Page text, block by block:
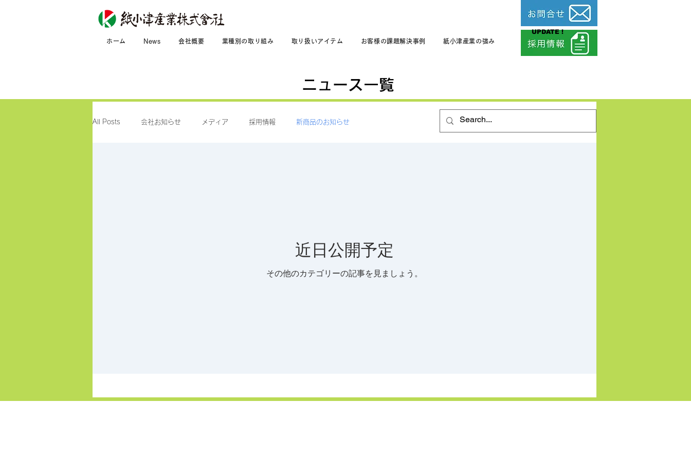
ホーム News 会社概要 業種別の取り組み 取り扱いアイテム お客様の課題解決事例 紙小津産業の強み
UPDATE !
​ニュース一覧
All Posts 会社お知らせ メディア 採用情報 新商品のお知らせ
近日公開予定
その他のカテゴリーの記事を見ましょう。